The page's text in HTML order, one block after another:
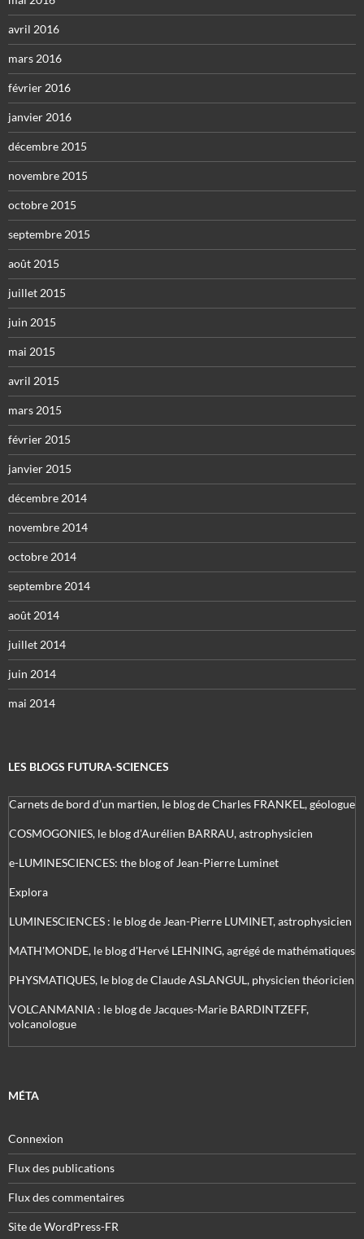
avril 2016
mars 2016
février 2016
janvier 2016
décembre 2015
novembre 2015
octobre 2015
septembre 2015
août 2015
juillet 2015
juin 2015
mai 2015
avril 2015
mars 2015
février 2015
janvier 2015
décembre 2014
novembre 2014
octobre 2014
septembre 2014
août 2014
juillet 2014
juin 2014
mai 2014
LES BLOGS FUTURA-SCIENCES
Carnets de bord d’un martien, le blog de Charles FRANKEL, géologue
COSMOGONIES, le blog d'Aurélien BARRAU, astrophysicien
e-LUMINESCIENCES: the blog of Jean-Pierre Luminet
Explora
LUMINESCIENCES : le blog de Jean-Pierre LUMINET, astrophysicien
MATH'MONDE, le blog d'Hervé LEHNING, agrégé de mathématiques
PHYSMATIQUES, le blog de Claude ASLANGUL, physicien théoricien
VOLCANMANIA : le blog de Jacques-Marie BARDINTZEFF,
volcanologue
MÉTA
Connexion
Flux des publications
Flux des commentaires
Site de WordPress-FR